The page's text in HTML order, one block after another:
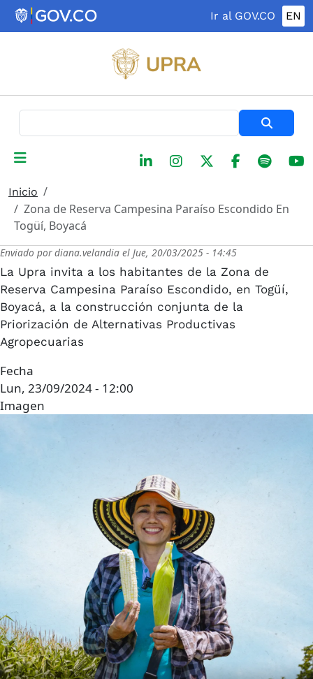
Pasar al contenido principal
Ir al GOV.CO EN
Inicio
Zona de Reserva Campesina Paraíso Escondido En
Togüí, Boyacá
Enviado pordiana.velandia el Jue, 20/03/2025 - 14:45
La Upra invita a los habitantes de la Zona de
Reserva Campesina Paraíso Escondido, en Togüí,
Boyacá, a la construcción conjunta de la
Priorización de Alternativas Productivas
Agropecuarias
Fecha
Lun, 23/09/2024 - 12:00
Imagen